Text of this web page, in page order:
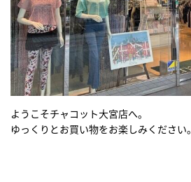
ようこそチャコット大宮店へ。
ゆっくりとお買い物をお楽しみください。